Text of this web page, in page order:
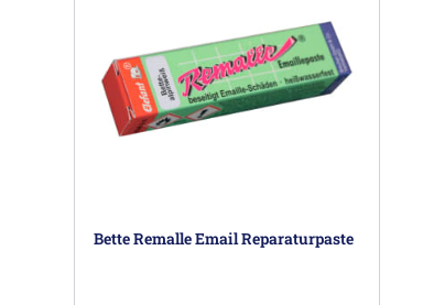
Bette Remalle Email Reparaturpaste